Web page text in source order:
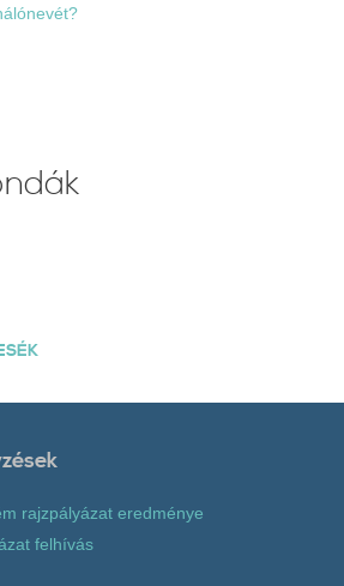
rajzpályázat eredménye
felhívás